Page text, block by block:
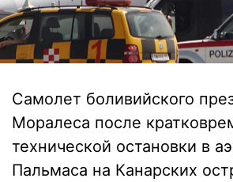
Самолет боливийского
Моралеса после
технической остановки в
Пальмаса на Канарских